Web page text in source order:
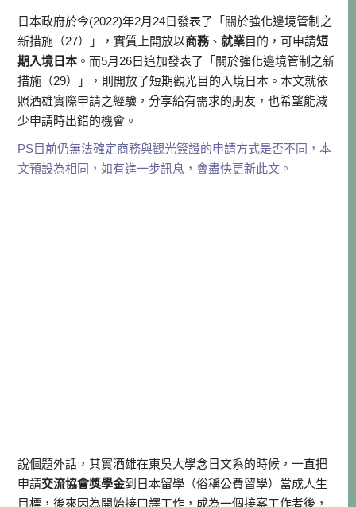
日本政府於今(2022)年2月24日發表了「關於強化邊境管制之
新措施（27）」，實質上開放以商務、就業目的，可申請短
期入境日本 。而5月26日追加發表了「關於強化邊境管制之新
措施（29）」，則開放了短期觀光目的入境日本。本文就依
照酒雄實際申請之經驗，分享給有需求的朋友，也希望能減
少申請時出錯的機會。
PS目前仍無法確定商務與觀光簽證的申請方式是否不同，本
文預設為相同，如有進一步訊息，會盡快更新此文。
說個題外話，其實酒雄在東吳大學念日文系的時候，一直把
申請交流協會獎學金到日本留學（俗稱公費留學）當成人生
目標，後來因為開始接口譯工作，成為一個接案工作者後，